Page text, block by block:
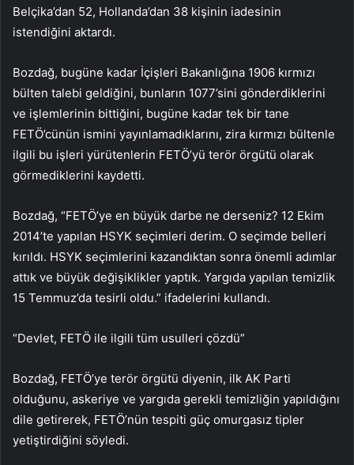
Belçika’dan 52, Hollanda’dan 38 kişinin iadesinin
istendiğini aktardı.
Bozdağ, bugüne kadar İçişleri Bakanlığına 1906 kırmızı
bülten talebi geldiğini, bunların 1077’sini gönderdiklerini
ve işlemlerinin bittiğini, bugüne kadar tek bir tane
FETÖ’cünün ismini yayınlamadıklarını, zira kırmızı bültenle
ilgili bu işleri yürütenlerin FETÖ’yü terör örgütü olarak
görmediklerini kaydetti.
Bozdağ, “FETÖ’ye en büyük darbe ne derseniz? 12 Ekim
2014’te yapılan HSYK seçimleri derim. O seçimde belleri
kırıldı. HSYK seçimlerini kazandıktan sonra önemli adımlar
attık ve büyük değişiklikler yaptık. Yargıda yapılan temizlik
15 Temmuz’da tesirli oldu.” ifadelerini kullandı.
“Devlet, FETÖ ile ilgili tüm usulleri çözdü”
Bozdağ, FETÖ’ye terör örgütü diyenin, ilk AK Parti
olduğunu, askeriye ve yargıda gerekli temizliğin yapıldığını
dile getirerek, FETÖ’nün tespiti güç omurgasız tipler
yetiştirdiğini söyledi.